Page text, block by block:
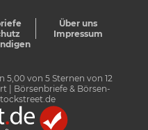
Über uns
Impressum
5,00von 5Sternen von 12
| Börsenbriefe & Börsen-